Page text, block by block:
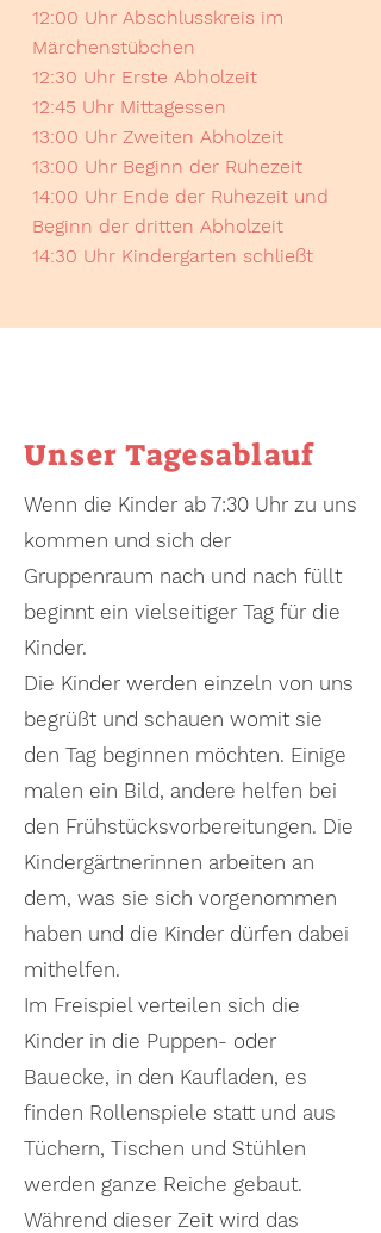
12:00 Uhr Abschlusskreis im
Märchenstübchen
12:30 Uhr Erste Abholzeit
12:45 Uhr Mittagessen
13:00 Uhr Zweiten Abholzeit
13:00 Uhr Beginn der Ruhezeit
14:00 Uhr Ende der Ruhezeit und
Beginn der dritten Abholzeit
14:30 Uhr Kindergarten schließt
Unser Tagesablauf
Wenn die Kinder ab 7:30 Uhr zu uns
kommen und sich der
Gruppenraum nach und nach füllt
beginnt ein vielseitiger Tag für die
Kinder.
Die Kinder werden einzeln von uns
begrüßt und schauen womit sie
den Tag beginnen möchten. Einige
malen ein Bild, andere helfen bei
den Frühstücksvorbereitungen. Die
Kindergärtnerinnen arbeiten an
dem, was sie sich vorgenommen
haben und die Kinder dürfen dabei
mithelfen.
Im Freispiel verteilen sich die
Kinder in die Puppen- oder
Bauecke, in den Kaufladen, es
finden Rollenspiele statt und aus
Tüchern, Tischen und Stühlen
werden ganze Reiche gebaut.
Während dieser Zeit wird das